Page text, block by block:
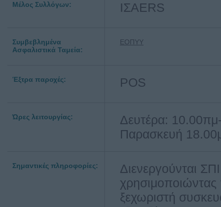
Μέλος Συλλόγων: ΙΣΑERS
Συμβεβλημένα
Ασφαλιστικά Ταμεία:
ΕΟΠΥΥ
Έξτρα παροχές: POS
Ώρες λειτουργίας:
Δευτέρα:
Παρασκευή
Σημαντικές πληροφορίες:
Διενεργούνται
χρησιμοποιώντας
ξεχωριστή